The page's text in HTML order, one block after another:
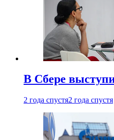
В Сбере
2 года спустя2 года спустя